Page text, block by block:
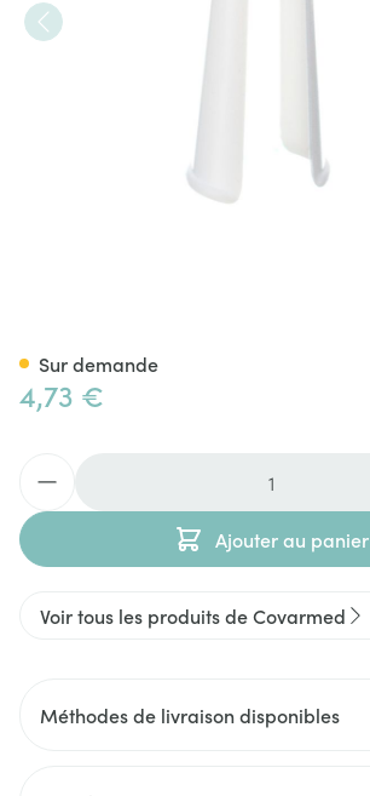
4,73 €
Ajouter au panier
Sur demande
Voir tous les produits de Covarmed
Méthodes de livraison disponibles